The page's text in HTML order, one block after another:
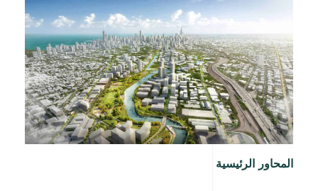
المحاور الرئيسية